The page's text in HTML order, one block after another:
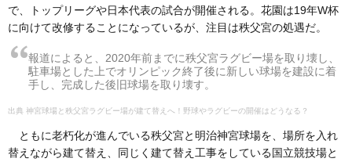
で、トップリーグや日本代表の試合が開催される。花園は19年W杯
に向けて改修することになっているが、注目は秩父宮の処遇だ。
報道によると、2020年前までに秩父宮ラグビー場を取り壊し、
駐車場とした上でオリンピック終了後に新しい球場を建設に着
手し、完成した後旧球場を取り壊す。
神宮球場と秩父宮ラグビー場が建て替えへ！野球やラグビーの開催はどうなる？
ともに老朽化が進んでいる秩父宮と明治神宮球場を、場所を入れ
替えながら建て替え、同じく建て替え工事をしている国立競技場と